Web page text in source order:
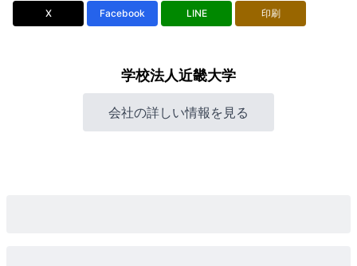
X Facebook LINE 印刷
学校法人近畿大学
会社の詳しい情報を見る